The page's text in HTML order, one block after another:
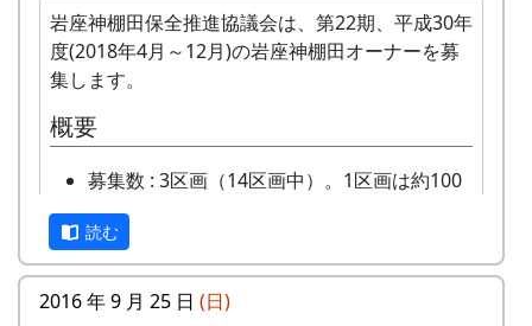
選考 : 応募者が募集数を超えた場合は、アン
ケート回答をもとに、当協議会で書類選考さ
せていただきます。
FAXまたはメールでお申し込み下さい（FAX
名、電話番号を明記して下さい）。 折り返
し、詳しい内容と「申し込みアンケート」を
お送りいたしますので、申し込みアンケート
をご返送ください。
申込み・お問合せの窓口
岩座神棚田保全推進協議会は、第22期、平成30年
度(2018年4月～12月)の岩座神棚田オーナーを募
集します。
概要
募集数 : 3区画（14区画中）。1区画は約100
平方メートルです。
応募資格 : まじめに農業に取り組み、自然と
ふれあう勇気をお持ちで、地域になじめるか
た。家族や団体でも結構です。
読む
2016 年 9 月 25 日 (日)